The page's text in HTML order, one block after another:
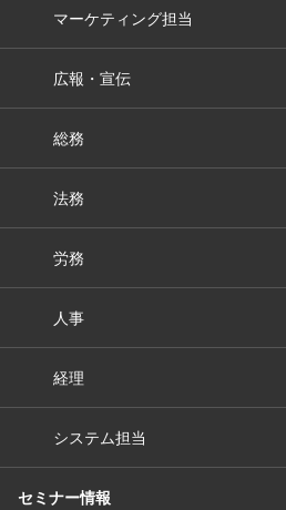
マーケティング担当
広報・宣伝
総務
法務
労務
人事
経理
システム担当
セミナー情報